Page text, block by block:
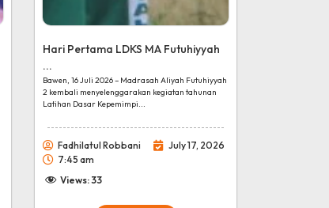
Hari Pertama LDKS MA Futuhiyyah
...
Bawen, 16 Juli 2026 – Madrasah Aliyah Futuhiyyah
2 kembali menyelenggarakan kegiatan tahunan
Latihan Dasar Kepemimpi...
Fadhilatul Robbani
July 17, 2026
7:45 am
Views:33